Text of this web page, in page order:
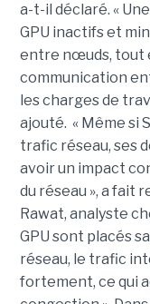
a-t-il déclaré. «
GPU inactifs et
entre nœuds, tout
communication
les charges de
ajouté. « Même si
trafic réseau, ses
avoir un impact
du réseau », a fait
Rawat, analyste
GPU sont placés
réseau, le trafic
fortement, ce qui